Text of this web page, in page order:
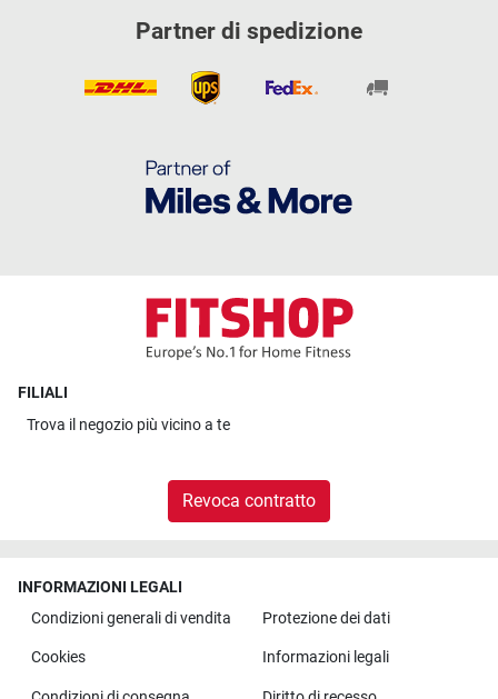
Partner di spedizione
FILIALI
Trova il negozio più vicino a te
Revoca contratto
INFORMAZIONI LEGALI
Condizioni generali di vendita
Protezione dei dati
Cookies Informazioni legali